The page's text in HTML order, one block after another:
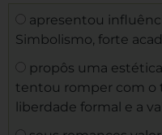
apresentou
Simbolismo, forte
propôs uma
tentou romper com o
liberdade formal e a